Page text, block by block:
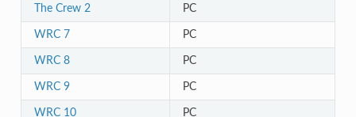
The Crew 2 PC
WRC 7 PC
WRC 8 PC
WRC 9 PC
WRC 10 PC